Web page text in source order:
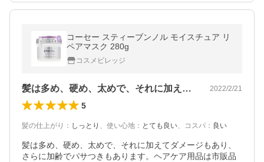
コーセー スティーブンノル モイスチュア リ
ペアマスク 280g
コスメビレッジ
髪は多め、硬め、太めで、それに加えてダ… 2022/2/21
5
髪の仕上がり ： しっとり 、 使い心地 ： とても良い、 コスパ ： 良い
髪は多め、硬め、太めで、それに加えてダメージもあり、
さらに加齢でパサつきもあります。ヘアケア用品は市販品